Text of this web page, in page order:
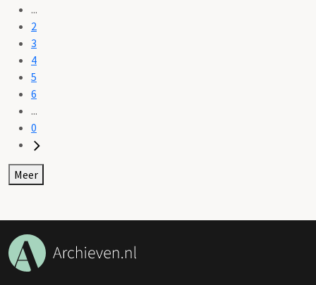
...
2
3
4
5
6
...
0
Meer